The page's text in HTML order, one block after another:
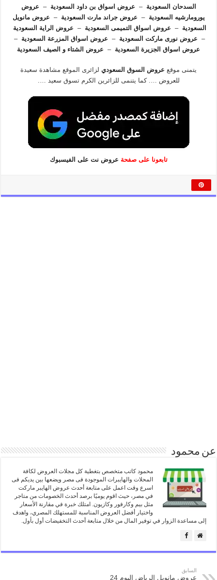
السدحان السعودية – عروض اسواق بن داود السعودية –
عروض
يورومارشيه السعودية – عروض جراند مارت السعودية –
عروض مانويل
السعودية – عروض اسواق التميمى السعودية –
عروض الراية السعودية
–
عروض نورى ماركت السعودية – عروض اسواق المزرعة السعودية –
عروض اسواق الجزيرة السعودية – عروض الشتاء و الصيف السعودية
يتمنى موقع عروض السوق السعوديلزائرى الموقع مشاهدة سعيدة
للعروض …. كما يتنمى للزائرين الكرم تسوق سعيد ….
تابعونا على صفحة عروض نت على الفيسبوك
عن محمود
محمود كاتب متخصص بتغطية كل مجلات العروض لكافة
المحلات والهايبرات الموجودة فى مصر ويضعها بين يديكم فى
اسرع وقت اعمل على متابعة أحدث عروض الهايبر ماركت
في مصر، حيث اقوم يوميًا برصد أحدث الخصومات من متاجر
مثل بيم وكارفور وكازيون. امتلك خبرة في مقارنة الأسعار
واختيار أفضل العروض المناسبة للمستهلك المصري، واهدف
إلى مساعدة الزوار في توفير المال من خلال متابعة أحدث التخفيضات أول بأول.
السابق
عروض مانويل الرياض اليوم 24